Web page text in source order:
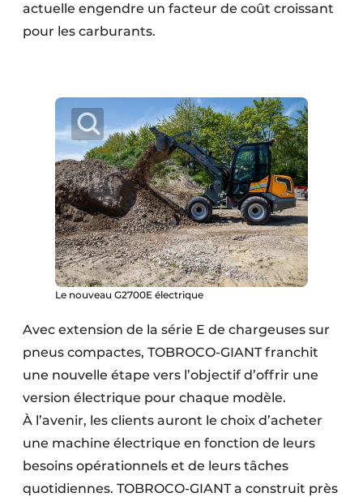
actuelle engendre un facteur de coût croissant
pour les carburants.
Le nouveau G2700E électrique
Avec extension de la série E de chargeuses sur
pneus compactes, TOBROCO-GIANT franchit
une nouvelle étape vers l’objectif d’offrir une
version électrique pour chaque modèle.
À l’avenir, les clients auront le choix d’acheter
une machine électrique en fonction de leurs
besoins opérationnels et de leurs tâches
quotidiennes. TOBROCO-GIANT a construit près